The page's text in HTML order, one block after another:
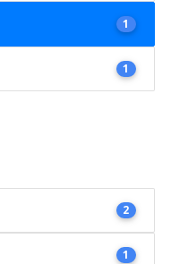
1
1
2
1